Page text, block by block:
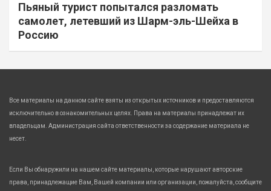
Пьяный турист попытался разломать
самолет, летевший из Шарм-эль-Шейха в
Россию
Все материалы на данном сайте взяты из открытых источников и предоставляются
исключительно в ознакомительных целях. Права на материалы принадлежат их
владельцам. Администрация сайта ответственности за содержание материала не
несет.
Если Вы обнаружили на нашем сайте материалы, которые нарушают авторские
права, принадлежащие Вам, Вашей компании или организации, пожалуйста, сообщите